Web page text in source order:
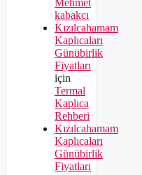
Mehmet
kabakcı
Kızılcahamam
Kaplıcaları
Günübirlik
Fiyatları
için
Termal
Kaplıca
Rehberi
Kızılcahamam
Kaplıcaları
Günübirlik
Fiyatları